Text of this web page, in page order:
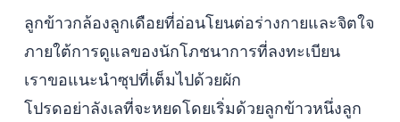
ลูกข้าวกล้องลูกเดือยที่อ่อนโยนต่อร่างกายและจิตใจ
ภายใต้การดูแลของนักโภชนาการที่ลงทะเบียน
เราขอแนะนำซุปที่เต็มไปด้วยผัก
โปรดอย่าลังเลที่จะหยดโดยเริ่มด้วยลูกข้าวหนึ่งลูก